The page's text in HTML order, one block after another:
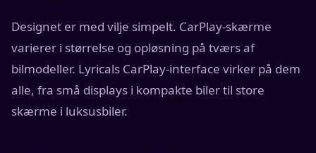
Designet er med vilje simpelt. CarPlay-skærme
varierer i størrelse og opløsning på tværs af
bilmodeller. Lyricals CarPlay-interface virker på dem
alle, fra små displays i kompakte biler til store
skærme i luksusbiler.